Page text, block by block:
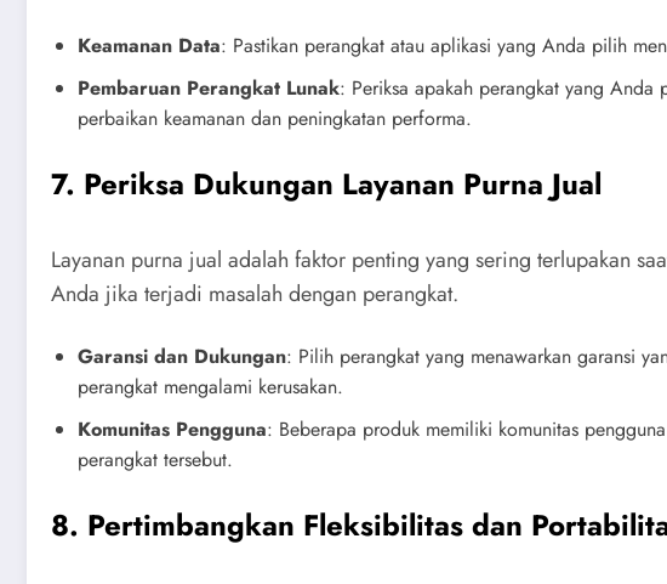
Keamanan Data: Pastikan perangkat atau aplikasi yang Anda pilih
Pembaruan Perangkat Lunak: Periksa apakah perangkat yang
perbaikan keamanan dan peningkatan performa.
7. Periksa Dukungan Layanan Purna Jual
Layanan purna jual adalah faktor penting yang sering terlupakan
Anda jika terjadi masalah dengan perangkat.
Garansi dan Dukungan: Pilih perangkat yang menawarkan garansi
perangkat mengalami kerusakan.
Komunitas Pengguna: Beberapa produk memiliki komunitas
perangkat tersebut.
8. Pertimbangkan Fleksibilitas dan